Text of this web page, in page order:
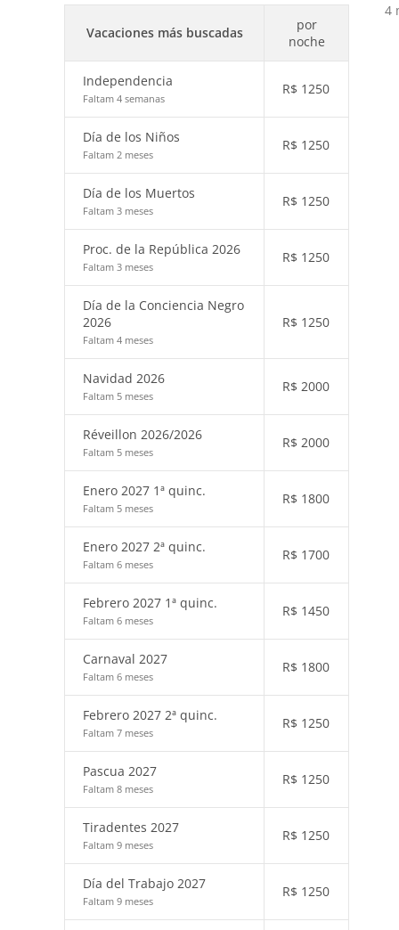
Vacaciones más buscadas
por
noche
Independencia
Faltam 4 semanas
R$ 1250
Día de los Niños
Faltam 2 meses
R$ 1250
Día de los Muertos
Faltam 3 meses
R$ 1250
Proc. de la República 2026
Faltam 3 meses
R$ 1250
Día de la Conciencia Negro
2026
Faltam 4 meses
R$ 1250
Navidad 2026
Faltam 5 meses
R$ 2000
Réveillon 2026/2026
Faltam 5 meses
R$ 2000
Enero 2027 1ª quinc.
Faltam 5 meses
R$ 1800
Enero 2027 2ª quinc.
Faltam 6 meses
R$ 1700
Febrero 2027 1ª quinc.
Faltam 6 meses
R$ 1450
Carnaval 2027
Faltam 6 meses
R$ 1800
Febrero 2027 2ª quinc.
Faltam 7 meses
R$ 1250
Pascua 2027
Faltam 8 meses
R$ 1250
Tiradentes 2027
Faltam 9 meses
R$ 1250
Día del Trabajo 2027
Faltam 9 meses
R$ 1250
4